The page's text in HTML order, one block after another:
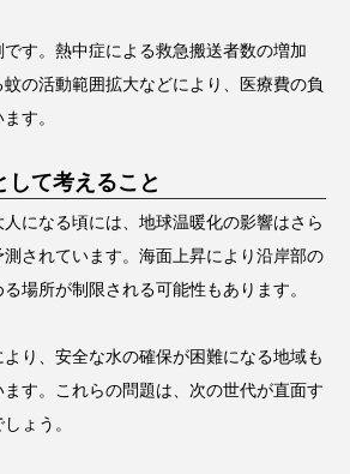
す。熱中症による救急搬送者数の増加
の活動範囲拡大などにより、医療費の負
す。
して考えること
になる頃には、地球温暖化の影響はさら
されています。海面上昇により沿岸部の
場所が制限される可能性もあります。
り、安全な水の確保が困難になる地域も
す。これらの問題は、次の世代が直面す
ょう。